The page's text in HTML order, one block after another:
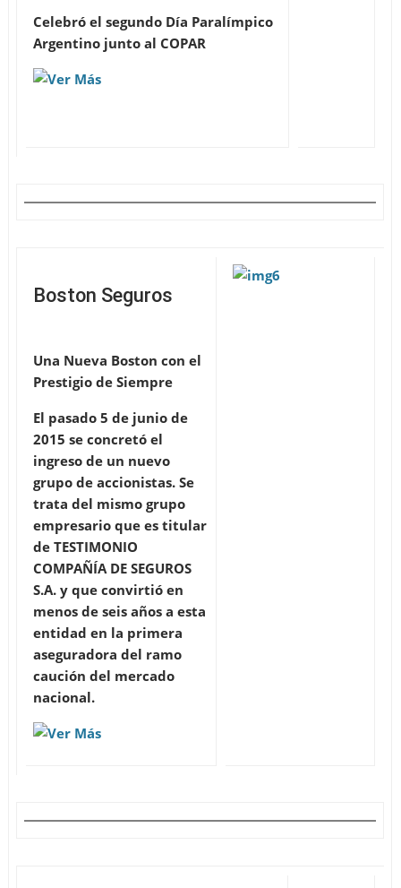
Celebró el segundo Día Paralímpico
Argentino junto al COPAR
Boston Seguros
Una Nueva Boston con el
Prestigio de Siempre
El pasado 5 de junio de
2015 se concretó el
ingreso de un nuevo
grupo de accionistas. Se
trata del mismo grupo
empresario que es titular
de TESTIMONIO
COMPAÑÍA DE SEGUROS
S.A. y que convirtió en
menos de seis años a esta
entidad en la primera
aseguradora del ramo
caución del mercado
nacional.